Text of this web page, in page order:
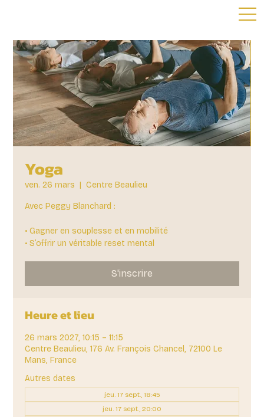
Yoga
ven. 26 mars
  |
Centre Beaulieu
Avec Peggy Blanchard :
• Gagner en souplesse et en mobilité
• S’offrir un véritable reset mental
S'inscrire
Heure et lieu
26 mars 2027, 10:15 – 11:15
Centre Beaulieu, 176 Av. François Chancel, 72100 Le
Mans, France
Autres dates
jeu. 17 sept., 18:45
jeu. 17 sept., 20:00